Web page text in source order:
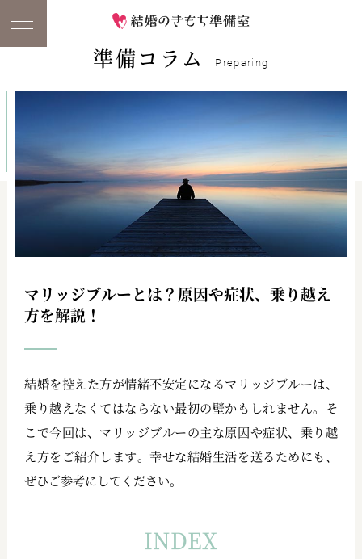
準備コラム Preparing
マリッジブルーとは？原因や症状、乗り越え
方を解説！
結婚を控えた方が情緒不安定になるマリッジブルーは、
乗り越えなくてはならない最初の壁かもしれません。そ
こで今回は、マリッジブルーの主な原因や症状、乗り越
え方をご紹介します。幸せな結婚生活を送るためにも、
ぜひご参考にしてください。
INDEX